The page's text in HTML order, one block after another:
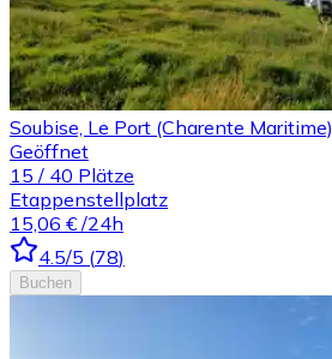
Soubise, Le Port (Charente Maritime)
Geöffnet
15 / 40 Plätze
Etappenstellplatz
15,06 € /24h
4.5/5 (78)
Buchen